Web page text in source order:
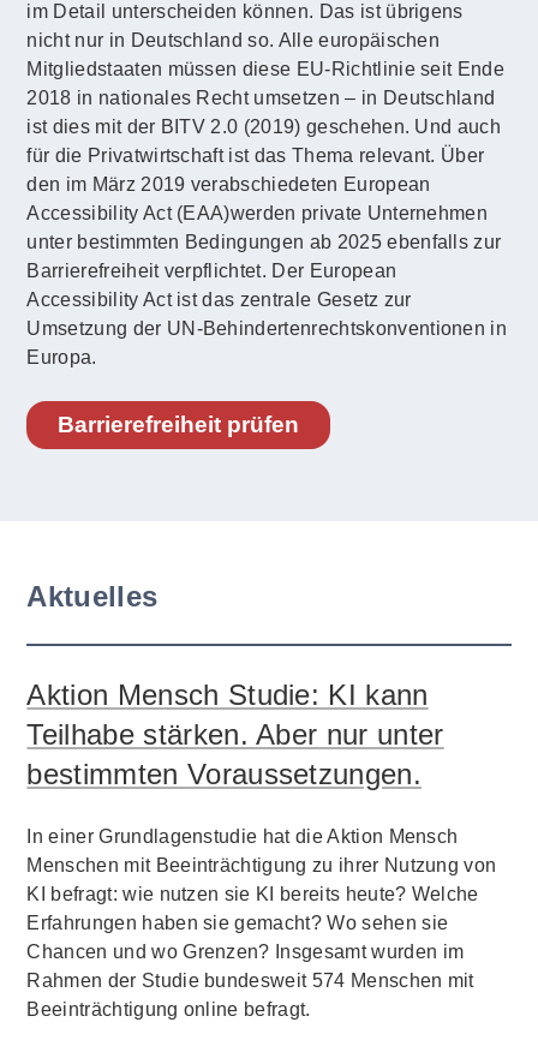
im Detail unterscheiden können. Das ist übrigens
nicht nur in Deutschland so. Alle europäischen
Mitgliedstaaten müssen diese EU-Richtlinie seit Ende
2018 in nationales Recht umsetzen – in Deutschland
ist dies mit der BITV 2.0 (2019) geschehen. Und auch
für die Privatwirtschaft ist das Thema relevant. Über
den im März 2019 verabschiedeten European
Accessibility Act (EAA)werden private Unternehmen
unter bestimmten Bedingungen ab 2025 ebenfalls zur
Barrierefreiheit verpflichtet. Der European
Accessibility Act ist das zentrale Gesetz zur
Umsetzung der UN-Behindertenrechtskonventionen in
Europa.
Barrierefreiheit prüfen
Aktuelles
Aktion Mensch Studie: KI kann
Teilhabe stärken. Aber nur unter
bestimmten Voraussetzungen.
In einer Grundlagenstudie hat die Aktion Mensch
Menschen mit Beeinträchtigung zu ihrer Nutzung von
KI befragt: wie nutzen sie KI bereits heute? Welche
Erfahrungen haben sie gemacht? Wo sehen sie
Chancen und wo Grenzen? Insgesamt wurden im
Rahmen der Studie bundesweit 574 Menschen mit
Beeinträchtigung online befragt.